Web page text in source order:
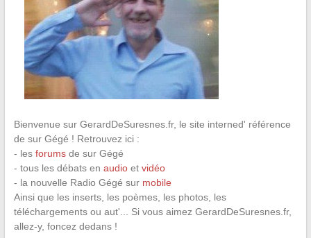
Bienvenue sur GerardDeSuresnes.fr, le site interned' référence
de sur Gégé ! Retrouvez ici :
- les forumsde sur Gégé
- tous les débats en audioet vidéo
- la nouvelle Radio Gégé sur mobile
Ainsi que les inserts, les poèmes, les photos, les
téléchargements ou aut'... Si vous aimez GerardDeSuresnes.fr,
allez-y, foncez dedans !